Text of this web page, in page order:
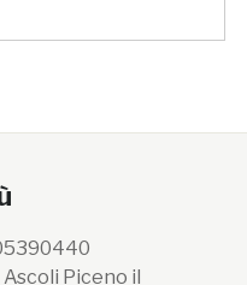
Piceno il